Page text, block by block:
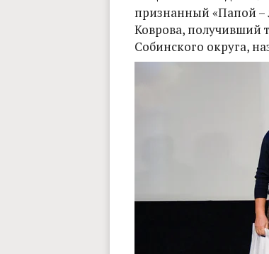
признанный «Папой –
Коврова, получивший
Собинского округа,